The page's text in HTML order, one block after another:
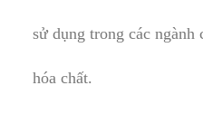
sử dụng trong các ngành
hóa chất.